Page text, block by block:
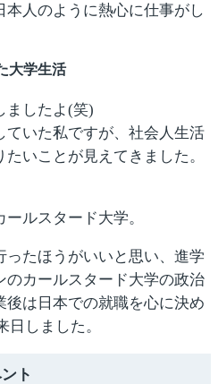
本人のように熱心に仕事がし
大学生活
ましたよ(笑)
ていた私ですが、社会人生活
いことが見えてきました。
ルスタード大学。
ったほうがいいと思い、進学
のカールスタード大学の政治
は日本での就職を心に決め
日しました。
ト